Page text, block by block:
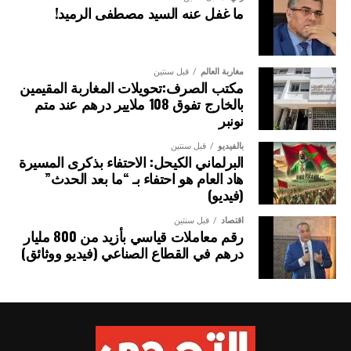
السمكية الناتجة عن الصيد غير القانوني إلى الأسواق عبر الموانئ
من خلال التطبيق الفعّال لتدابير دولة الميناء، بما يضمن
المحافظة طويلة الأمد على الموارد البحرية الحية والنظم البيئية
ويضم الاتفاق حالياً 85 طرفاً متعاقداً، يشملون 111 دولة، وهو ما
يمثل نحو ثلاثة أرباع الدول الساحلية في العالم.
الصورة: ميناء صيد بمدينة هايكو، الصين — المصدر: ويكيميديا كومنز (المُلك
العام CC0).
ما غفل عنه السيد مصطفى الرميد!
مغاربة العالم قبل سنتين
مكتب الصرف:تحويلات المغاربة المقيمين
بالخارج تفوق 108 ملايير درهم عند متم
نونبر
بالفيديو قبل سنتين
البرلماني الكيحل: الاحتفاء بذكرى المسيرة
هاد العام هو احتفاء بـ “ما بعد الحدث”
(فيديو)
اقتصاد قبل سنتين
رقم معاملات قياسي بأزيد من 800 مليار
درهم في القطاع الصناعي (فيديو ووثائق)